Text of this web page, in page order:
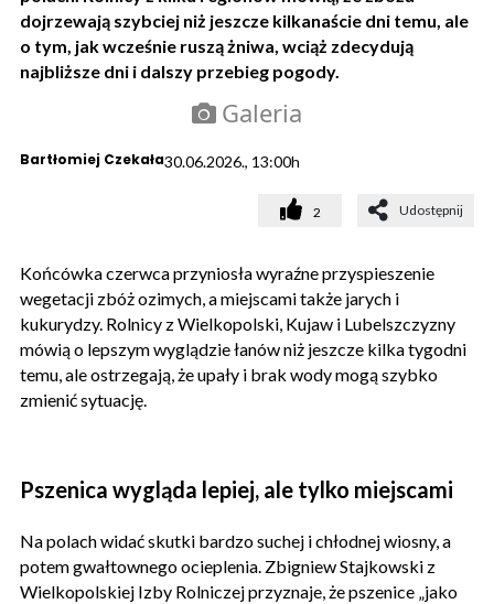
dojrzewają szybciej niż jeszcze kilkanaście dni temu, ale
o tym, jak wcześnie ruszą żniwa, wciąż zdecydują
najbliższe dni i dalszy przebieg pogody.
Galeria
Bartłomiej Czekała30.06.2026., 13:00h
2 Udostępnij
Końcówka czerwca przyniosła wyraźne przyspieszenie
wegetacji zbóż ozimych, a miejscami także jarych i
kukurydzy. Rolnicy z Wielkopolski, Kujaw i Lubelszczyzny
mówią o lepszym wyglądzie łanów niż jeszcze kilka tygodni
temu, ale ostrzegają, że upały i brak wody mogą szybko
zmienić sytuację.
Pszenica wygląda lepiej, ale tylko miejscami
Na polach widać skutki bardzo suchej i chłodnej wiosny, a
potem gwałtownego ocieplenia. Zbigniew Stajkowski z
Wielkopolskiej Izby Rolniczej przyznaje, że pszenice „jako